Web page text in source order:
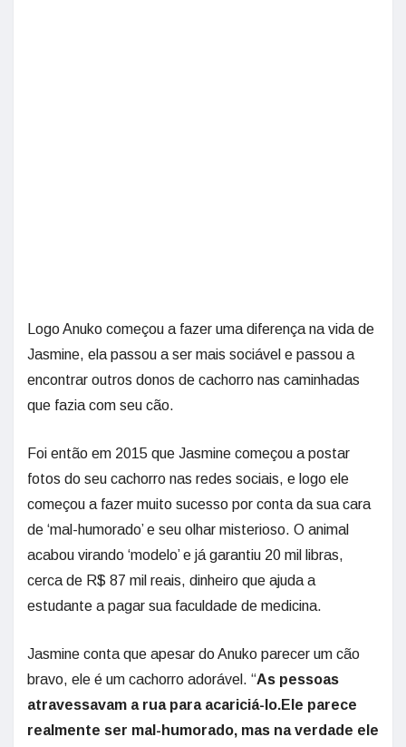
Logo Anuko começou a fazer uma diferença na vida de
Jasmine, ela passou a ser mais sociável e passou a
encontrar outros donos de cachorro nas caminhadas
que fazia com seu cão.
Foi então em 2015 que Jasmine começou a postar
fotos do seu cachorro nas redes sociais, e logo ele
começou a fazer muito sucesso por conta da sua cara
de ‘mal-humorado’ e seu olhar misterioso. O animal
acabou virando ‘modelo’ e já garantiu 20 mil libras,
cerca de R$ 87 mil reais, dinheiro que ajuda a
estudante a pagar sua faculdade de medicina.
Jasmine conta que apesar do Anuko parecer um cão
bravo, ele é um cachorro adorável. “As pessoas
atravessavam a rua para acariciá-lo.Ele parece
realmente ser mal-humorado, mas na verdade ele